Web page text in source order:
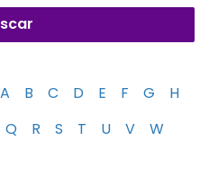
A B C D E F G
H
Q R S T U V
W